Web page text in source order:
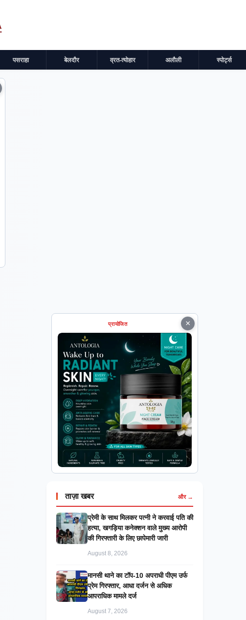
पसराहा बेलदौर व्रत-त्योहार अलौली स्पोर्ट्स
×
प्रायोजित
ताज़ा खबर और →
प्रेमी के साथ मिलकर पत्नी ने करवाई पति की
हत्या, खगड़िया कनेक्शन वाले मुख्य आरोपी
की गिरफ्तारी के लिए छापेमारी जारी
August 8, 2026
मानसी थाने का टॉप-10 अपराधी पीएम उर्फ
प्रेम गिरफ्तार, आधा दर्जन से अधिक
आपराधिक मामले दर्ज
August 7, 2026